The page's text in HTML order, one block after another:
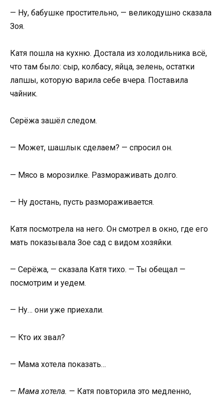
— Ну, бабушке простительно, — великодушно сказала
Зоя.
Катя пошла на кухню. Достала из холодильника всё,
что там было: сыр, колбасу, яйца, зелень, остатки
лапшы, которую варила себе вчера. Поставила
чайник.
Серёжа зашёл следом.
— Может, шашлык сделаем? — спросил он.
— Мясо в морозилке. Размораживать долго.
— Ну достань, пусть размораживается.
Катя посмотрела на него. Он смотрел в окно, где его
мать показывала Зое сад с видом хозяйки.
— Серёжа, — сказала Катя тихо. — Ты обещал —
посмотрим и уедем.
— Ну… они уже приехали.
— Кто их звал?
— Мама хотела показать…
— Мама хотела. — Катя повторила это медленно,